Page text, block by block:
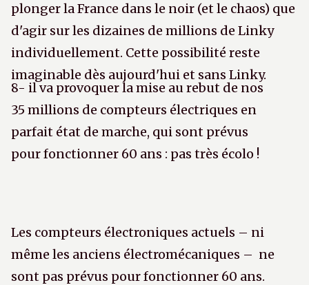
plonger la France dans le noir (et le chaos) que
d'agir sur les dizaines de millions de Linky
individuellement. Cette possibilité reste
imaginable dès aujourd'hui et sans Linky.
8- il va provoquer la mise au rebut de nos
35 millions de compteurs électriques en
parfait état de marche, qui sont prévus
pour fonctionner 60 ans : pas très écolo !
Les compteurs électroniques actuels – ni
même les anciens électromécaniques – ne
sont pas prévus pour fonctionner 60 ans.